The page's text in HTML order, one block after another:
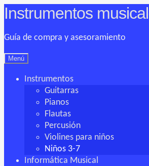
Ir
a
la
Ir
al
contenido
Instrumentos
Guía de compra y asesoramiento
Menú
Instrumentos
Guitarras
Pianos
Flautas
Percusión
Violines para niños
Niños 3-7
Informática Musical